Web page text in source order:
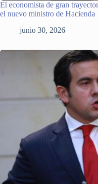
El economista de gran
el nuevo ministro de Hacienda
junio 30, 2026